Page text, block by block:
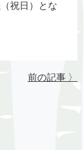
祝日）とな
前の記事 〉